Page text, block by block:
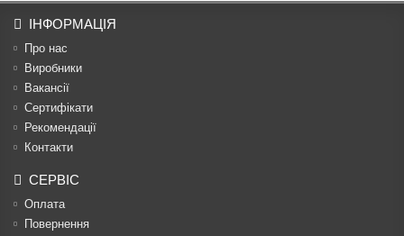
ІНФОРМАЦІЯ
Про нас
Виробники
Вакансії
Сертифікати
Рекомендації
Контакти
СЕРВІС
Оплата
Повернення